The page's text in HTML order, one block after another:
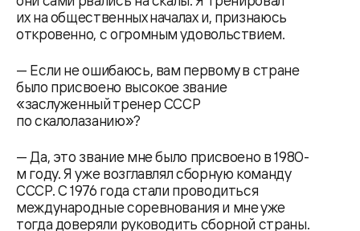
их на общественных началах и, признаюсь
откровенно, с огромным удовольствием.
— Если не ошибаюсь, вам первому в стране
было присвоено высокое звание
«заслуженный тренер СССР
по скалолазанию»?
— Да, это звание мне было присвоено в 1980-
м году. Я уже возглавлял сборную команду
СССР. С 1976 года стали проводиться
международные соревнования и мне уже
тогда доверяли руководить сборной страны.